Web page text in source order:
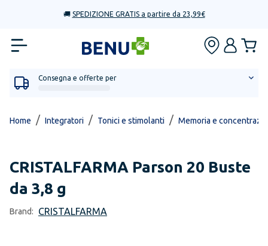
🚚 SPEDIZIONE GRATIS a partire da 23,99€
Consegna e offerte per
Home / Integratori / Tonici e stimolanti / Memoria e
CRISTALFARMA Parson 20 Buste
da 3,8 g
Brand: CRISTALFARMA